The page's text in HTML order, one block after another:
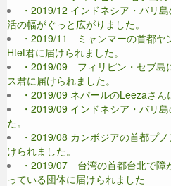
・2019/12 インドネシア・バリ
活の幅がぐっと広がりました。
・2019/11 ミャンマーの首都ヤ
Htet君に届けられました。
・2019/09 フィリピン・セブ島
ス君に届けられました。
・2019/09 ネパールのLeezaさん
・2019/09 インドネシア・バリ
た。
・2019/08 カンボジアの首都プ
けられました。
・2019/07 台湾の首都台北で障
っている団体に届けられました